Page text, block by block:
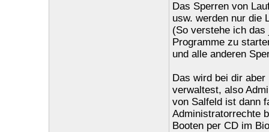
Das Sperren von
usw. werden nur die
(So verstehe ich das
Programme zu
und alle anderen
Das wird bei dir
verwaltest, also
von Salfeld ist dann
Administratorrechte
Booten per CD im